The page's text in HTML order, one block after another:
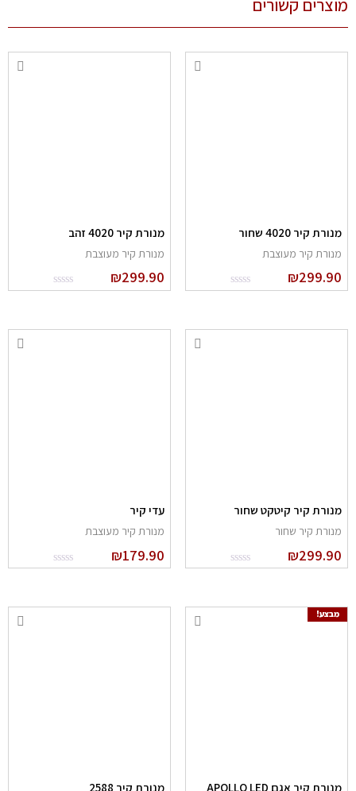
קיר 4020 שחור
קיר מעוצבת
₪
מנורת קיר 4020 זהב
מנורת קיר מעוצבת
₪299.90
קיר קיטקט שחור
קיר שחור
₪
עדי קיר
מנורת קיר מעוצבת
₪179.90
מבצע!
מנורת קיר אגם APOLLO LED מנורת קיר 2588